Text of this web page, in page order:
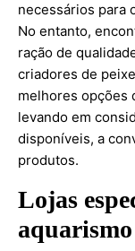
necessários para
No entanto,
ração de
criadores de
melhores opções
levando em
disponíveis, a
produtos.
Lojas
aquarismo